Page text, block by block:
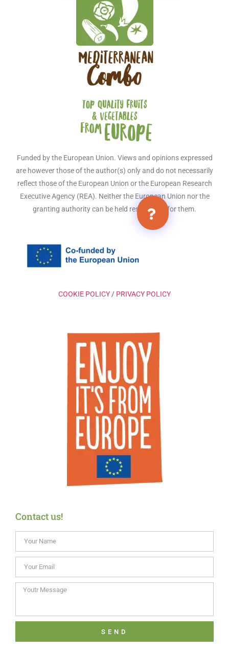
Funded by the European Union. Views and opinions expressed
are however those of the author(s) only and do not necessarily
reflect those of the European Union or the European Research
Executive Agency (REA). Neither the European Union nor the
granting authority can be held responsible for them.
COOKIE POLICY / PRIVACY POLICY
Contact us!
SEND